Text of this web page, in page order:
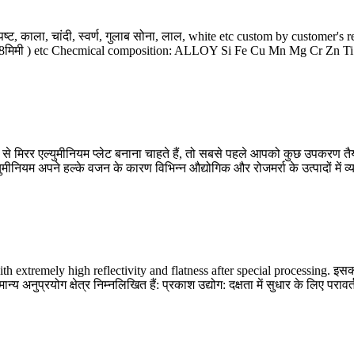
काला, चांदी, स्वर्ण, गुलाब सोना, लाल, white etc custom by customer's
) etc Checmical composition: ALLOY Si Fe Cu Mn Mg Cr Zn Ti
मिरर एल्युमीनियम प्लेट बनाना चाहते हैं, तो सबसे पहले आपको कुछ उपकरण
अपने हल्के वजन के कारण विभिन्न औद्योगिक और रोजमर्रा के उत्पादों में
high reflectivity and flatness after special processing.
अनुप्रयोग क्षेत्र निम्नलिखित हैं: प्रकाश उद्योग: दक्षता में सुधार के लिए